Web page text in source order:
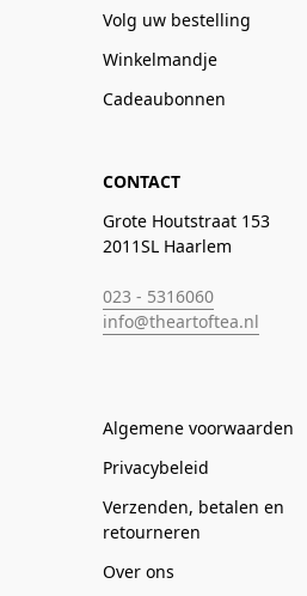
Volg uw bestelling
Winkelmandje
Cadeaubonnen
CONTACT
Grote Houtstraat 153
2011SL Haarlem
023 - 5316060
info@theartoftea.nl
Algemene voorwaarden
Privacybeleid
Verzenden, betalen en
retourneren
Over ons